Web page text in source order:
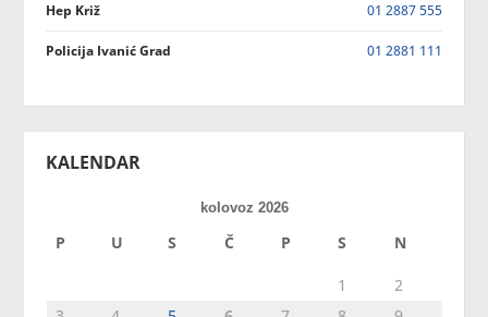
Hep Križ 01 2887 555
Policija Ivanić Grad 01 2881 111
KALENDAR
kolovoz 2026
P U S Č P S N
1
2